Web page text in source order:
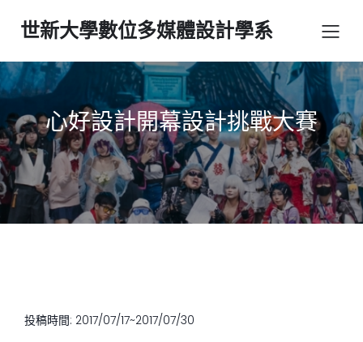
世新大學數位多媒體設計學系
心好設計開幕設計挑戰大賽
投稿時間: 2017/07/17~2017/07/30